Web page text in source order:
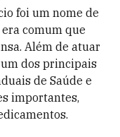
foi um nome de
comum que
Além de atuar
dos principais
de Saúde e
importantes,